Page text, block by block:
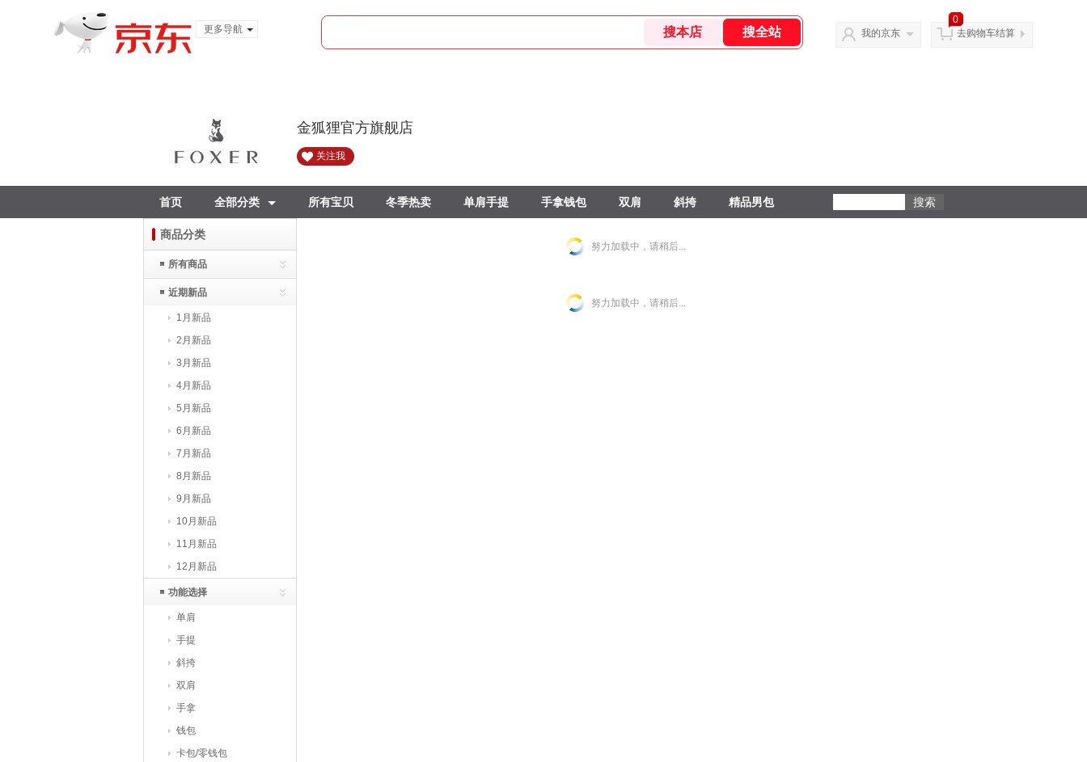
更多导航
我的京东
0
去购物车结算
金狐狸官方旗舰店
关注我
首页 全部分类 所有宝贝 冬季热卖 单肩手提 手拿钱包 双肩 斜挎 精品男包
商品分类
所有商品
近期新品
1月新品
2月新品
3月新品
4月新品
5月新品
6月新品
7月新品
8月新品
9月新品
10月新品
11月新品
12月新品
功能选择
单肩
手提
斜挎
双肩
手拿
钱包
卡包/零钱包
努力加载中，请稍后...
努力加载中，请稍后...